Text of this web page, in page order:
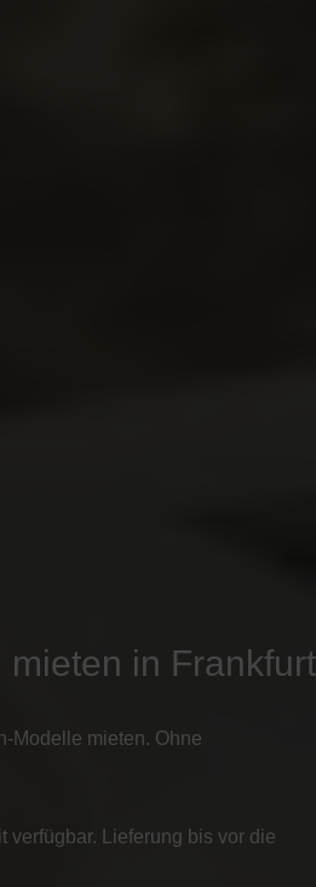
mieten in Frankfurt
Modelle mieten. Ohne
verfügbar. Lieferung bis vor die